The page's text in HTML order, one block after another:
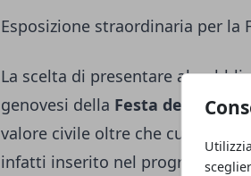
Esposizione straordinaria per la
La scelta di presentare al
genovesi della Festa della
valore civile oltre che culturale. Il
infatti inserito nel programma